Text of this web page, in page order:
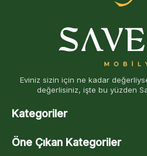
Eviniz sizin için ne kadar
değerlisiniz, işte bu yüzden
Kategoriler
Öne Çıkan Kategoriler